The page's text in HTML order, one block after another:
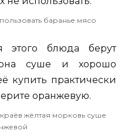
баранье мясо
этого блюда берут
суше и хорошо
купить практически
оранжевую.
жёлтая морковь суше